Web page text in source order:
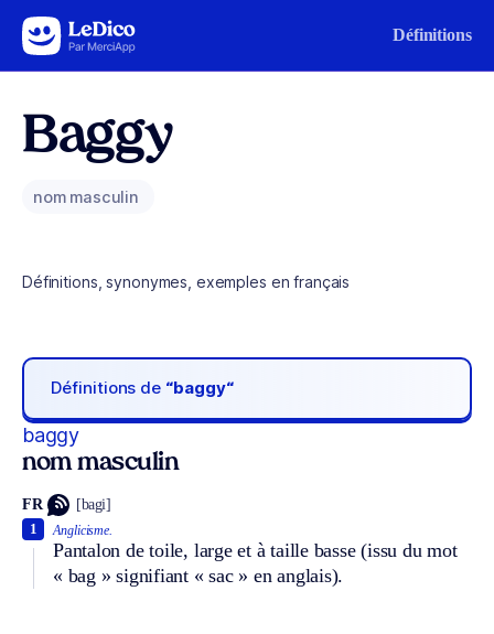
Aller au contenu Définitions
Baggy
nom masculin
Définitions, synonymes, exemples en français
Définitions de “baggy“
baggy
nom masculin
FR [bagi]
Anglicisme.
Pantalon de toile, large et à taille basse (issu du mot
« bag » signifiant « sac » en anglais).
1